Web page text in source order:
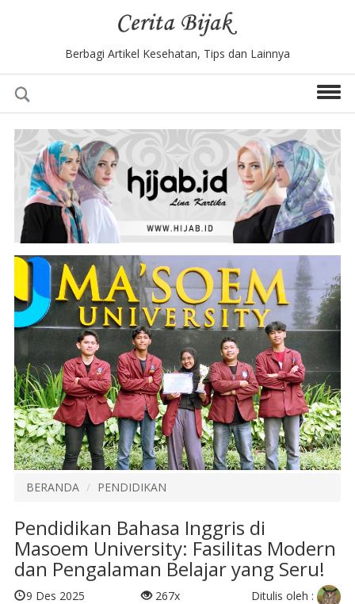
Berbagi Artikel Kesehatan, Tips dan Lainnya
BERANDA PENDIDIKAN
Pendidikan Bahasa Inggris di
Masoem University: Fasilitas Modern
dan Pengalaman Belajar yang Seru!
9 Des 2025 267x Ditulis oleh :